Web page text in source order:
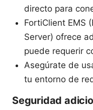
directo para
FortiClient EMS
Server) ofrece
puede requerir
Asegúrate de
tu entorno de
Seguridad